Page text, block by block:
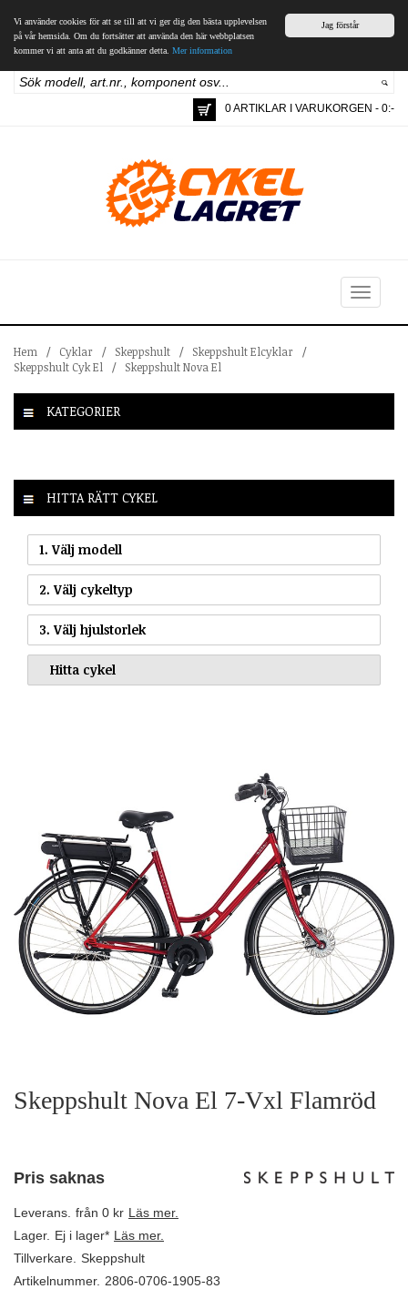
Jag förstår
Vi använder cookies för att se till att vi ger dig den bästa upplevelsen
på vår hemsida. Om du fortsätter att använda den här webbplatsen
kommer vi att anta att du godkänner detta. Mer information
0 ARTIKLAR I VARUKORGEN - 0:-
Toggle
navigation
Hem / Cyklar / Skeppshult / Skeppshult Elcyklar
/
Skeppshult Cyk El
/ Skeppshult Nova El
KATEGORIER
HITTA RÄTT CYKEL
1. Välj modell
2. Välj cykeltyp
3. Välj hjulstorlek
Skeppshult Nova El 7-Vxl Flamröd
Pris saknas
Leverans. från 0 kr Läs mer.
Lager. Ej i lager* Läs mer.
Tillverkare. Skeppshult
Artikelnummer. 2806-0706-1905-83